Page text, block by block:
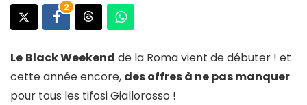
2
Le Black Weekend de la Roma vient de débuter ! et
cette année encore, des offres à ne pas manquer
pour tous les tifosi Giallorosso !